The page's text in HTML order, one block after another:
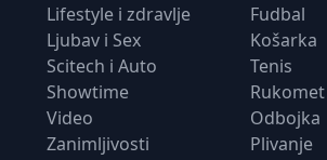
Lifestyle i zdravlje
Ljubav i Sex
Scitech i Auto
Showtime
Video
Zanimljivosti
Fudbal
Košarka
Tenis
Rukomet
Odbojka
Plivanje